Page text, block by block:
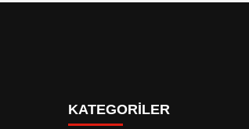
KATEGORİLER